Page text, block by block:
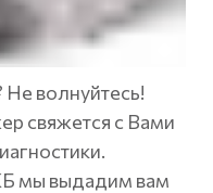
волнуйтесь!
свяжется с Вами
мы выдадим вам